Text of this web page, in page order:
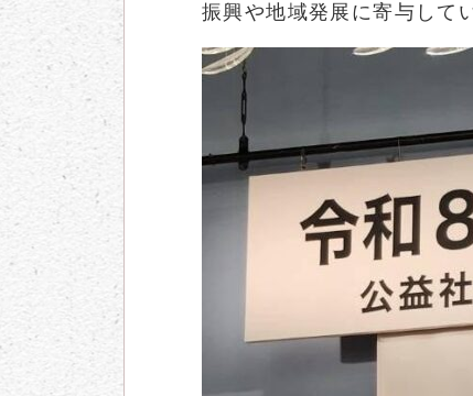
振興や地域発展に寄与して